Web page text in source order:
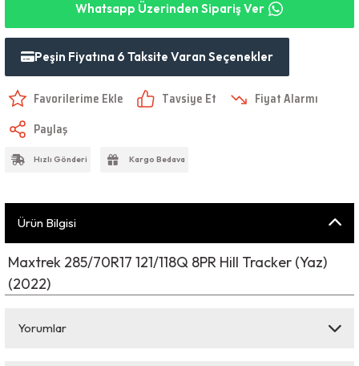
Whatsapp Üzerinden Sipariş Ver
Peşin Fiyatına 6 Taksite Varan Seçenekler
Tavsiye Et
Fiyat Alarmı
Paylaş
Hızlı Gönderi Kargo Bedava
Ürün Bilgisi
Maxtrek 285/70R17 121/118Q 8PR Hill Tracker (Yaz)
(2022)
Yorumlar